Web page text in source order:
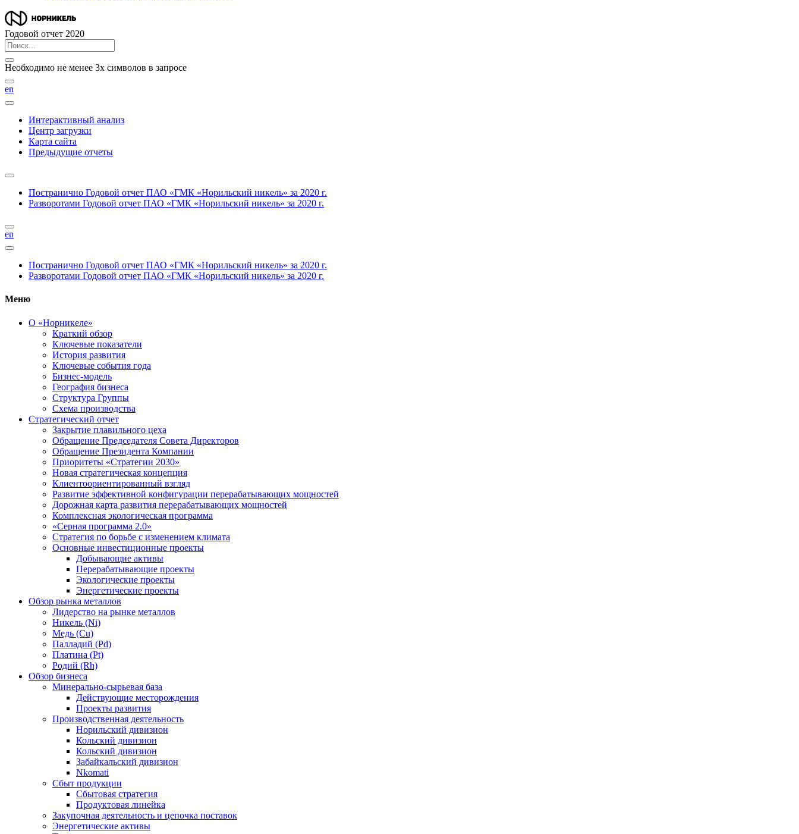
Годовой отчет 2020
Необходимо не менее 3х символов в запросе
en
Интерактивный анализ
Центр загрузки
Карта сайта
Предыдущие отчеты
Постранично Годовой отчет ПАО «ГМК «Норильский никель» за 2020 г.
Разворотами Годовой отчет ПАО «ГМК «Норильский никель» за 2020 г.
en
Постранично Годовой отчет ПАО «ГМК «Норильский никель» за 2020 г.
Разворотами Годовой отчет ПАО «ГМК «Норильский никель» за 2020 г.
Меню
О «Норникеле»
Краткий обзор
Ключевые показатели
История развития
Ключевые события года
Бизнес-модель
География бизнеса
Структура Группы
Схема производства
Стратегический отчет
Закрытие плавильного цеха
Обращение Председателя Совета Директоров
Обращение Президента Компании
Приоритеты «Стратегии 2030»
Новая стратегическая концепция
Клиентоориентированный взгляд
Развитие эффективной конфигурации перерабатывающих мощностей
Дорожная карта развития перерабатывающих мощностей
Комплексная экологическая программа
«Серная программа 2.0»
Стратегия по борьбе с изменением климата
Основные инвестиционные проекты
Добывающие активы
Перерабатывающие проекты
Экологические проекты
Энергетические проекты
Обзор рынка металлов
Лидерство на рынке металлов
Никель (Ni)
Медь (Cu)
Палладий (Pd)
Платина (Pt)
Родий (Rh)
Обзор бизнеса
Минерально-сырьевая база
Действующие месторождения
Проекты развития
Производственная деятельность
Норильский дивизион
Кольский дивизион
Кольский дивизион
Забайкальский дивизион
Nkomati
Сбыт продукции
Сбытовая стратегия
Продуктовая линейка
Закупочная деятельность и цепочка поставок
Энергетические активы